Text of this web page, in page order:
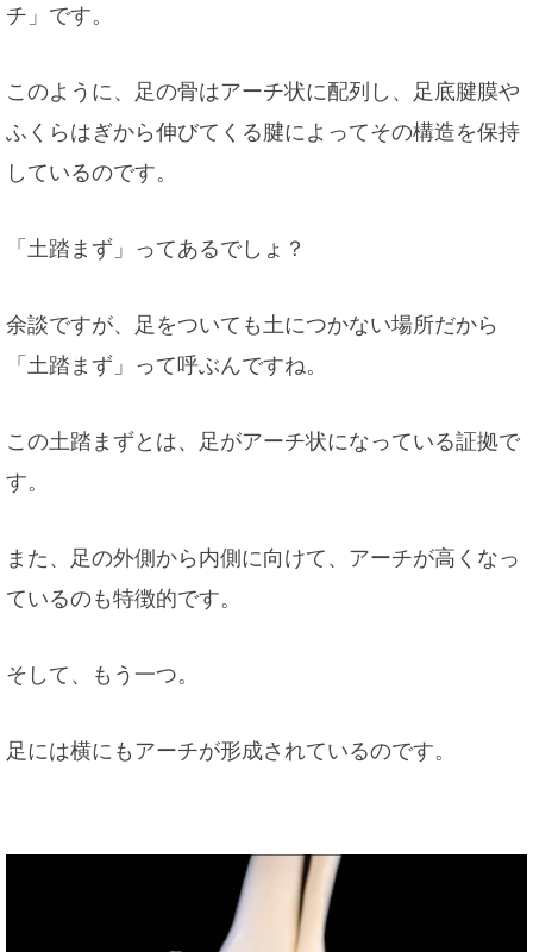
チ」です。
このように、足の骨はアーチ状に配列し、足底腱膜や
ふくらはぎから伸びてくる腱によってその構造を保持
しているのです。
「土踏まず」ってあるでしょ？
余談ですが、足をついても土につかない場所だから
「土踏まず」って呼ぶんですね。
この土踏まずとは、足がアーチ状になっている証拠で
す。
また、足の外側から内側に向けて、アーチが高くなっ
ているのも特徴的です。
そして、もう一つ。
足には横にもアーチが形成されているのです。